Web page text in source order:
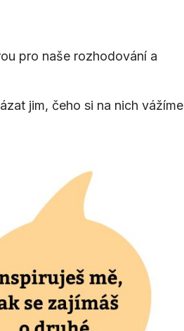
pro naše rozhodování a
jim, čeho si na nich vážíme